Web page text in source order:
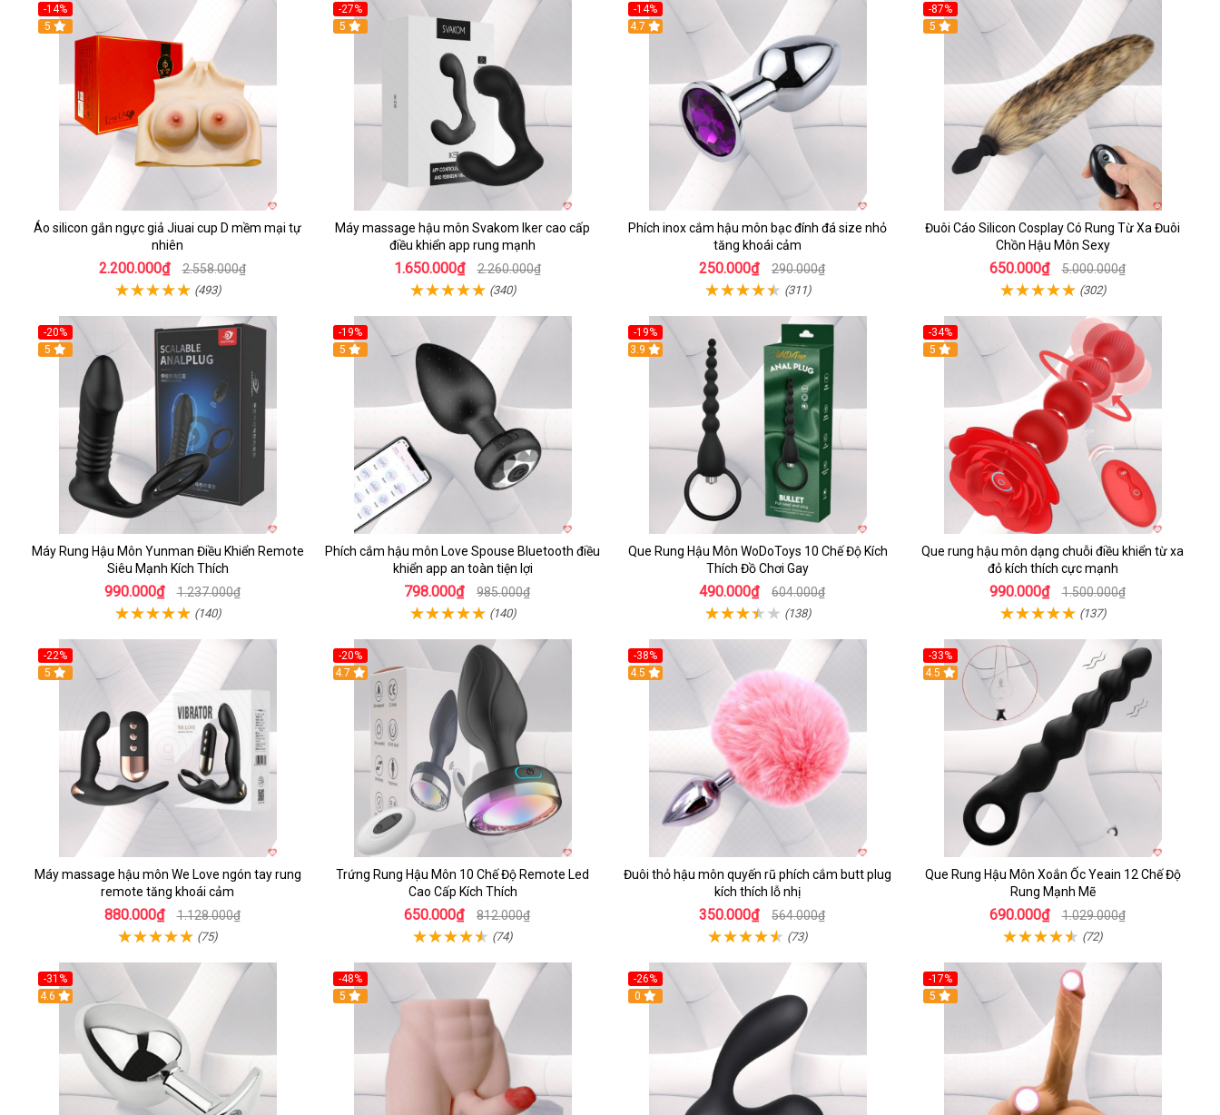
-14%
5
Áo silicon gắn ngực giả Jiuai cup D mềm mại tự
nhiên
2.200.000₫ 2.558.000₫
(493)
-27%
5
Máy massage hậu môn Svakom Iker cao cấp
điều khiển app rung mạnh
1.650.000₫ 2.260.000₫
(340)
-14%
4.7
Phích inox cắm hậu môn bạc đính đá size nhỏ
tăng khoái cảm
250.000₫ 290.000₫
(311)
-87%
5
Đuôi Cáo Silicon Cosplay Có Rung Từ Xa Đuôi
Chồn Hậu Môn Sexy
650.000₫ 5.000.000₫
(302)
-20%
5
Máy Rung Hậu Môn Yunman Điều Khiển Remote
Siêu Mạnh Kích Thích
990.000₫ 1.237.000₫
(140)
-19%
5
Phích cắm hậu môn Love Spouse Bluetooth điều
khiển app an toàn tiện lợi
798.000₫ 985.000₫
(140)
-19%
3.9
Que Rung Hậu Môn WoDoToys 10 Chế Độ Kích
Thích Đồ Chơi Gay
490.000₫ 604.000₫
(138)
-34%
5
Que rung hậu môn dạng chuỗi điều khiển từ xa
đỏ kích thích cực mạnh
990.000₫ 1.500.000₫
(137)
-22%
5
Máy massage hậu môn We Love ngón tay rung
remote tăng khoái cảm
880.000₫ 1.128.000₫
(75)
-20%
4.7
Trứng Rung Hậu Môn 10 Chế Độ Remote Led
Cao Cấp Kích Thích
650.000₫ 812.000₫
(74)
-38%
4.5
Đuôi thỏ hậu môn quyến rũ phích cắm butt plug
kích thích lỗ nhị
350.000₫ 564.000₫
(73)
-33%
4.5
Que Rung Hậu Môn Xoắn Ốc Yeain 12 Chế Độ
Rung Mạnh Mẽ
690.000₫ 1.029.000₫
(72)
-31%
4.6
-48%
5
-26%
0
-17%
5